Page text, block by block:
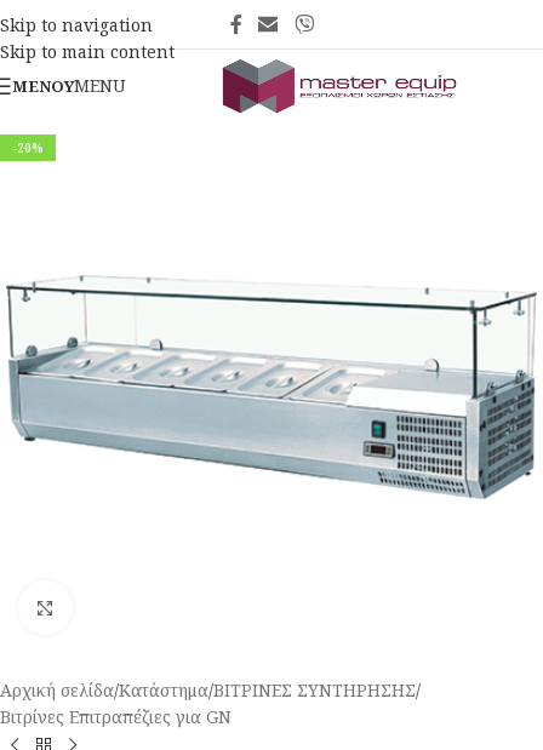
Skip to navigation
Skip to main content
ΜΕΝΟΎMENU
-20%
Αρχική σελίδα/Κατάστημα/ΒΙΤΡΙΝΕΣ ΣΥΝΤΗΡΗΣΗΣ/
Βιτρίνες Επιτραπέζιες για GN